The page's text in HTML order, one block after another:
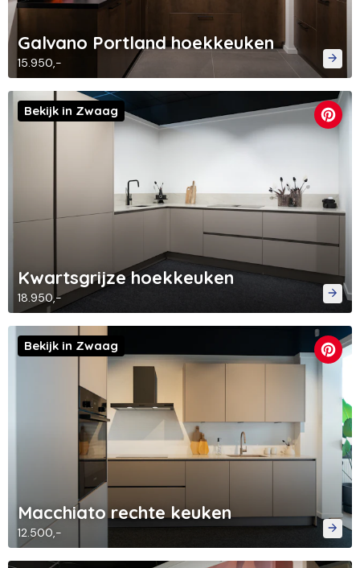
Galvano Portland hoekkeuken
15.950,-
Kwartsgrijze hoekkeuken
18.950,-
Bekijk in Zwaag
Macchiato rechte keuken
12.500,-
Bekijk in Zwaag